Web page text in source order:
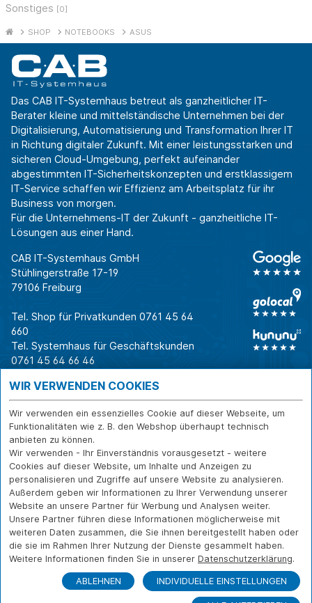
Sonstiges [0]
SHOP NOTEBOOKS ASUS
Das CAB IT-Systemhaus betreut als ganzheitlicher IT-
Berater kleine und mittelständische Unternehmen bei der
Digitalisierung, Automatisierung und Transformation Ihrer IT
in Richtung digitaler Zukunft. Mit einer leistungsstarken und
sicheren Cloud-Umgebung, perfekt aufeinander
abgestimmten IT-Sicherheitskonzepten und erstklassigem
IT-Service schaffen wir Effizienz am Arbeitsplatz für ihr
Business von morgen.
Für die Unternehmens-IT der Zukunft - ganzheitliche IT-
Lösungen aus einer Hand.
CAB IT-Systemhaus GmbH
Stühlingerstraße 17-19
79106 Freiburg
Tel. Shop für Privatkunden 0761 45 64
660
Tel. Systemhaus für Geschäftskunden
0761 45 64 66 46
Warum CAB
Für Business-
Entscheider
Für IT-Leiter
Für Privatkunden
Erfolgsgeschichte
n
Branchen
IT für
IT-Security
IT-Infrastruktur
Softwarelösungen
WLAN-Lösungen
IT-Beratung und
Service
Reparatur
Versand- und
Zahlarten
Rücksendung und
Widerruf
Über CAB
Karriere
Sponsoring
Kontakt
IMPRESSUM
DATENSCHUTZ
FERNWARTUNG
WIR VERWENDEN COOKIES
Wir verwenden ein essenzielles Cookie auf dieser Webseite, um
Funktionalitäten wie z. B. den Webshop überhaupt technisch
anbieten zu können.
Wir verwenden - Ihr Einverständnis vorausgesetzt - weitere
Cookies auf dieser Website, um Inhalte und Anzeigen zu
personalisieren und Zugriffe auf unsere Website zu analysieren.
Außerdem geben wir Informationen zu Ihrer Verwendung unserer
Website an unsere Partner für Werbung und Analysen weiter.
Unsere Partner führen diese Informationen möglicherweise mit
weiteren Daten zusammen, die Sie ihnen bereitgestellt haben oder
die sie im Rahmen Ihrer Nutzung der Dienste gesammelt haben.
Weitere Informationen finden Sie in unserer Datenschutzerklärung.
ABLEHNEN INDIVIDUELLE EINSTELLUNGEN